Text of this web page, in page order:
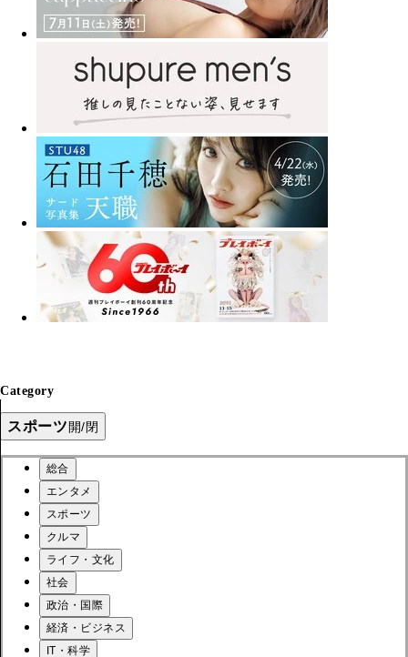
Category
スポーツ開/閉
総合
エンタメ
スポーツ
クルマ
ライフ・文化
社会
政治・国際
経済・ビジネス
IT・科学